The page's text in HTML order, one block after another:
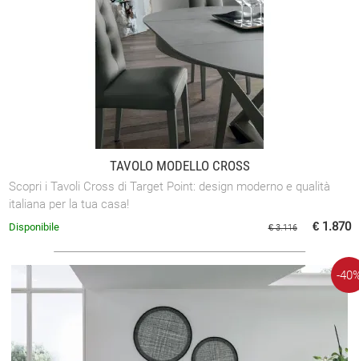
TAVOLO MODELLO CROSS
Scopri i Tavoli Cross di Target Point: design moderno e qualità
italiana per la tua casa!
€ 3.116 € 1.870
Disponibile
-